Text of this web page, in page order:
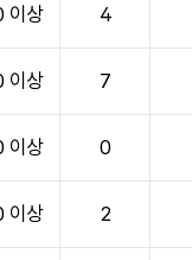
이상 4
이상 7
이상 0
이상 2